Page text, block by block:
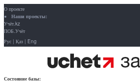
О проекте
Наши проекты:
Учёт.kz
ПОБ.Учёт
Рус | Қаз | Eng
Состояние базы: